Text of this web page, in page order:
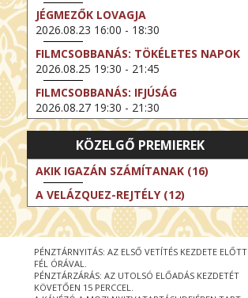
JÉGMEZŐK LOVAGJA
2026.08.23 16:00 - 18:30
FILMCSOBBANÁS: TÖKÉLETES NAPOK
2026.08.25 19:30 - 21:45
FILMCSOBBANÁS: IFJÚSÁG
2026.08.27 19:30 - 21:30
EXHIBITION ON SCREEN: VINCENT
VAN GOGH - ÚJ LÁTÁSMÓD
2026.08.30 11:00 - 12:30
NT LIVE / DAVID IRELAND: THE FIFTH
STEP
2026.09.01 19:00 - 21:00
BERLIN ELESTE
2026.09.13 16:00 - 19:00
NT LIVE / OSCAR WILDE: THE
IMPORTANCE OF BEING EARNEST
KÖZELGŐ PREMIEREK
AKIK IGAZÁN SZÁMÍTANAK (16)
A VELÁZQUEZ-REJTÉLY (12)
PÉNZTÁRNYITÁS: AZ ELSŐ VETÍTÉS KEZDETE ELŐTT
FÉL ÓRÁVAL.
PÉNZTÁRZÁRÁS: AZ UTOLSÓ ELŐADÁS KEZDETÉT
KÖVETŐEN 15 PERCCEL.